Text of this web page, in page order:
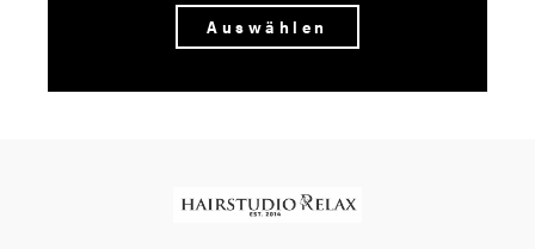
Auswählen